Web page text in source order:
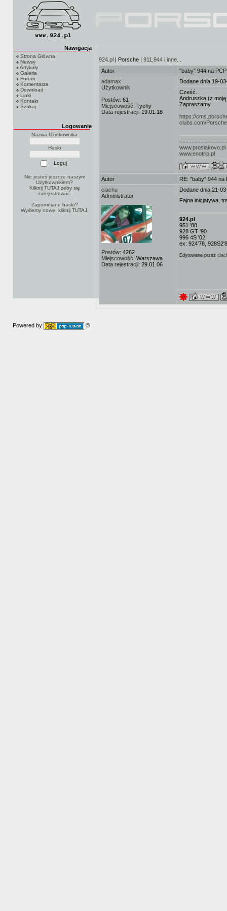
Nawigacja
Strona Główna
Newsy
Artykuły
Galeria
Forum
Komentarze
Download
Linki
Kontakt
Szukaj
Logowanie
Nazwa Użytkownika
Hasło
Nie jesteś jeszcze naszym
Użytkownikiem?
Kilknij TUTAJżeby się
zarejestrować.
Zapomniane hasło?
Wyślemy nowe, kliknij TUTAJ.
924.pl | Porsche | 911,944 i inne...
Autor
"baby" 944 na PCP
adamax
Użytkownik
Postów: 61
Miejscowość: Tychy
Data rejestracji: 19.01.18
Dodane dnia 19-
Cześć.
Andruszka (z moją
Zapraszamy
https://
clubs.com/
www.prosiakovo.pl
www.enotrip.pl
Autor
RE: "baby" 944 na
ciachu
Administrator
Postów: 4262
Miejscowość: Warszawa
Data rejestracji: 29.01.06
Dodane dnia 21-
Fajna inicjatywa,
924.pl
951 '88
928 GT '90
996 4S '02
ex: 924'78,
Edytowane przez
Powered by ©